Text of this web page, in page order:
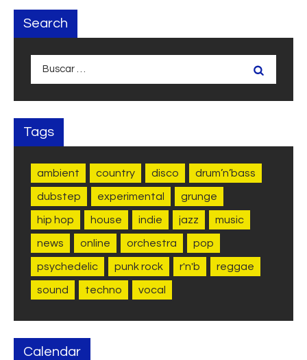
Search
Tags
ambient country disco drum’n’bass
dubstep experimental grunge
hip hop house indie jazz music
news online orchestra pop
psychedelic punk rock r'n'b reggae
sound techno vocal
Calendar